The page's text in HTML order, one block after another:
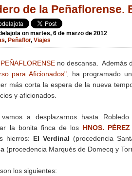
de la Peñaflorense.
on martes, 6 de marzo de 2012
, Peñaflor, Viajes
no descansa. Además
para Aficionados" , ha programado
más corta la espera de la nueva
y aficionados.
a desplazarnos hasta Robledo
la bonita finca de los HNOS.
hierros: El Verdinal (procedencia
(procedencia Marqués de Domecq y
los siguientes: